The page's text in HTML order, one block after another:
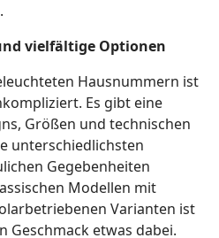
vielfältige Optionen
Hausnummern ist
Es gibt eine
Größen und technischen
unterschiedlichsten
Gegebenheiten
Modellen mit
Varianten ist
Geschmack etwas dabei.